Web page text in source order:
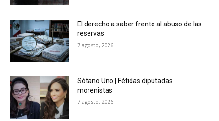
El derecho a saber frente al abuso de las
reservas
7 agosto, 2026
Sótano Uno | Fétidas diputadas
morenistas
7 agosto, 2026